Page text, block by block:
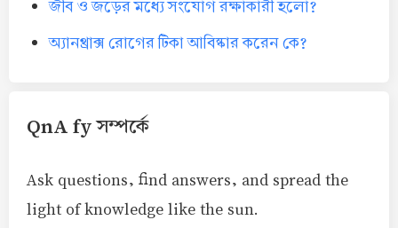
জীব ও জড়ের মধ্যে সংযোগ রক্ষাকারী হলো?
অ্যানথ্রাক্স রোগের টিকা আবিষ্কার করেন কে?
QnA fy সম্পর্কে
Ask questions, find answers, and spread the
light of knowledge like the sun.